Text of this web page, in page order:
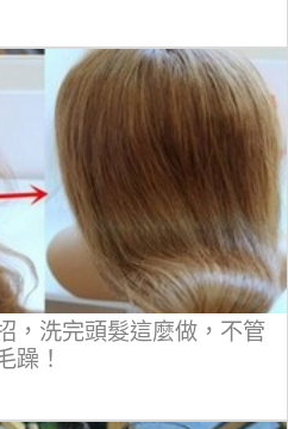
，洗完頭髮這麼做，不管
躁！